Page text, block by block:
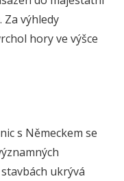
Za výhledy
hory ve výšce
s Německem se
ukrývá